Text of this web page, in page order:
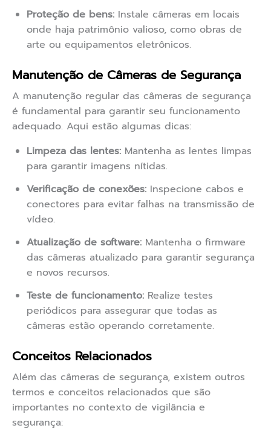
Proteção de bens: Instale câmeras em locais
onde haja patrimônio valioso, como obras de
arte ou equipamentos eletrônicos.
Manutenção de Câmeras de Segurança
A manutenção regular das câmeras de segurança
é fundamental para garantir seu funcionamento
adequado. Aqui estão algumas dicas:
Limpeza das lentes: Mantenha as lentes limpas
para garantir imagens nítidas.
Verificação de conexões: Inspecione cabos e
conectores para evitar falhas na transmissão de
vídeo.
Atualização de software: Mantenha o firmware
das câmeras atualizado para garantir segurança
e novos recursos.
Teste de funcionamento: Realize testes
periódicos para assegurar que todas as
câmeras estão operando corretamente.
Conceitos Relacionados
Além das câmeras de segurança, existem outros
termos e conceitos relacionados que são
importantes no contexto de vigilância e
segurança: